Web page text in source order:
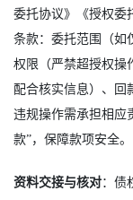
委托协议》《授权委
条款：委托范围（如
权限（严禁超授权操
配合核实信息）、回
违规操作需承担相应
款”，保障款项安全。
资料交接与核对：债